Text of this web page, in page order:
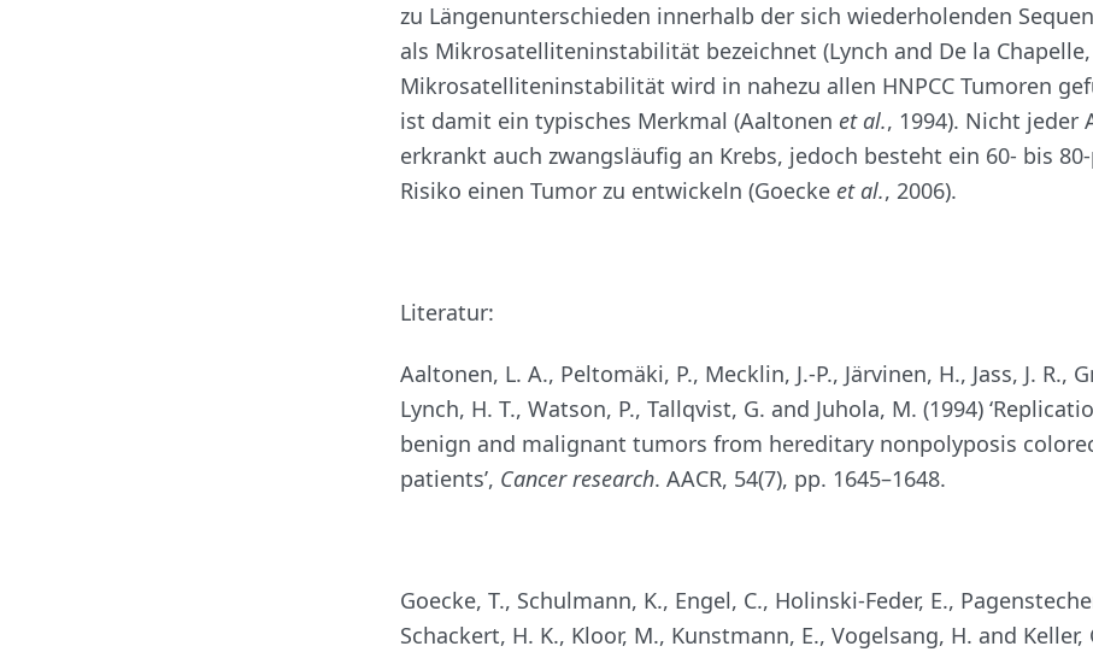
zu Längenunterschieden innerhalb der sich wiederholenden
als Mikrosatelliteninstabilität bezeichnet (Lynch and De la Chapelle,
Mikrosatelliteninstabilität wird in nahezu allen HNPCC Tumoren
ist damit ein typisches Merkmal (Aaltonen et al., 1994). Nicht jeder
erkrankt auch zwangsläufig an Krebs, jedoch besteht ein 60- bis
Risiko einen Tumor zu entwickeln (Goecke et al., 2006).
Literatur:
Aaltonen, L. A., Peltomäki, P., Mecklin, J.-P., Järvinen, H., Jass, J. R.,
Lynch, H. T., Watson, P., Tallqvist, G. and Juhola, M. (1994)
benign and malignant tumors from hereditary nonpolyposis
patients’, Cancer research. AACR, 54(7), pp. 1645–1648.
Goecke, T., Schulmann, K., Engel, C., Holinski-Feder, E.,
Schackert, H. K., Kloor, M., Kunstmann, E., Vogelsang, H. and Keller,